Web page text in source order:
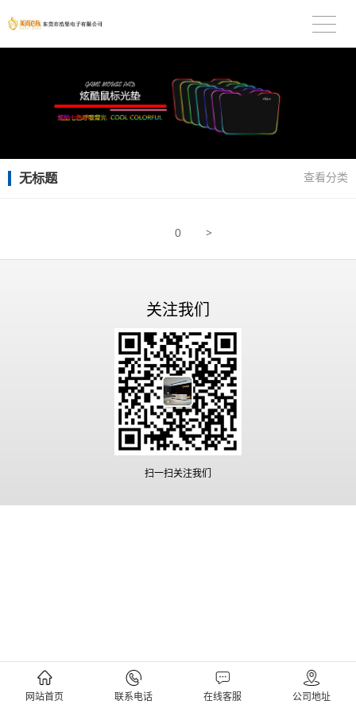
无标题 查看分类
0 >
网站首页 联系电话 在线客服 公司地址
关注我们
扫一扫关注我们